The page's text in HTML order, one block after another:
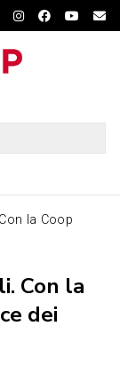
la Coop
Con la
dei